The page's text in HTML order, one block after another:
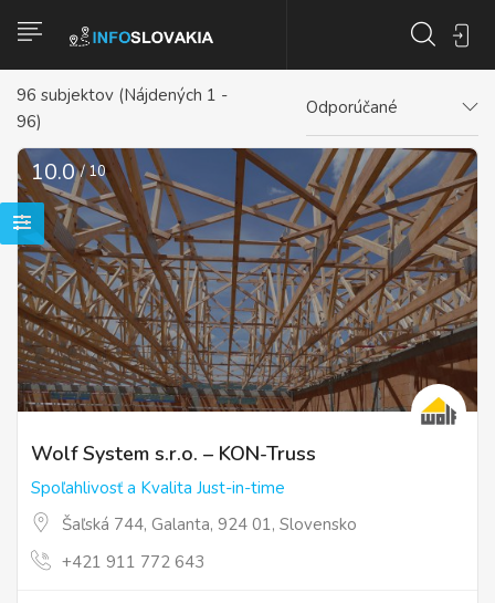
96 subjektov (Nájdených 1 -
96)
Odporúčané
10.0/ 10
Wolf System s.r.o. – KON-Truss
Spoľahlivosť a Kvalita Just-in-time
Šaľská 744, Galanta, 924 01, Slovensko
+421 911 772 643